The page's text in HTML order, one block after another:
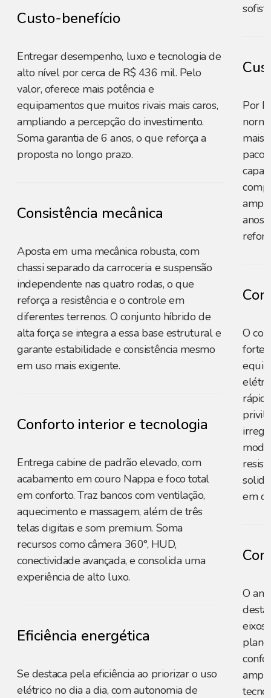
Custo-benefício
Entregar desempenho, luxo e tecnologia de
alto nível por cerca de R$ 436 mil. Pelo
valor, oferece mais potência e
equipamentos que muitos rivais mais caros,
ampliando a percepção do investimento.
Soma garantia de 6 anos, o que reforça a
proposta no longo prazo.
Consistência mecânica
Aposta em uma mecânica robusta, com
chassi separado da carroceria e suspensão
independente nas quatro rodas, o que
reforça a resistência e o controle em
diferentes terrenos. O conjunto híbrido de
alta força se integra a essa base estrutural e
garante estabilidade e consistência mesmo
em uso mais exigente.
Conforto interior e tecnologia
Entrega cabine de padrão elevado, com
acabamento em couro Nappa e foco total
em conforto. Traz bancos com ventilação,
aquecimento e massagem, além de três
telas digitais e som premium. Soma
recursos como câmera 360°, HUD,
conectividade avançada, e consolida uma
experiência de alto luxo.
Eficiência energética
Se destaca pela eficiência ao priorizar o uso
elétrico no dia a dia, com autonomia de
Por
mais
anos
O
forte
em
O
eixos